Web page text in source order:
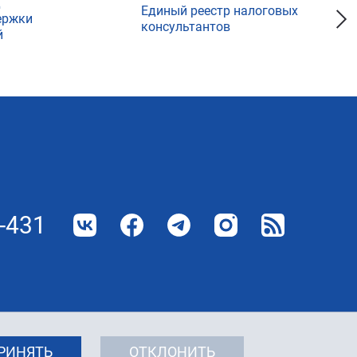
ОТКЛОНИТЬ
Единый реестр налоговых
консультантов